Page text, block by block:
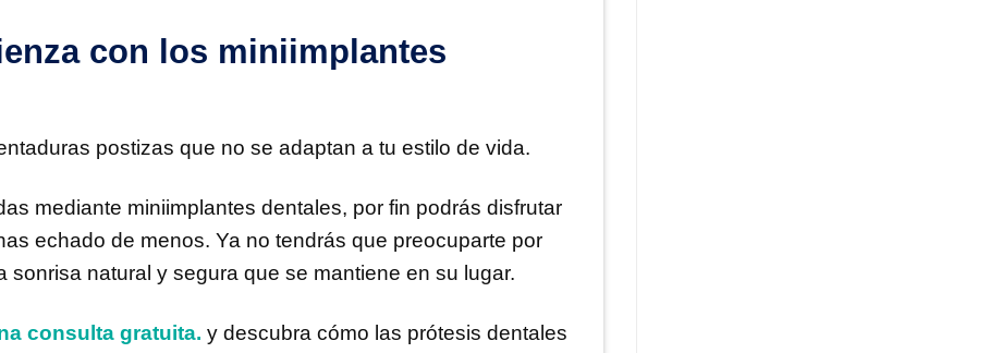
con los miniimplantes
postizas que no se adaptan a tu estilo de vida.
mediante miniimplantes dentales, por fin podrás disfrutar
echado de menos. Ya no tendrás que preocuparte por
natural y segura que se mantiene en su lugar.
consulta gratuita. y descubra cómo las prótesis dentales